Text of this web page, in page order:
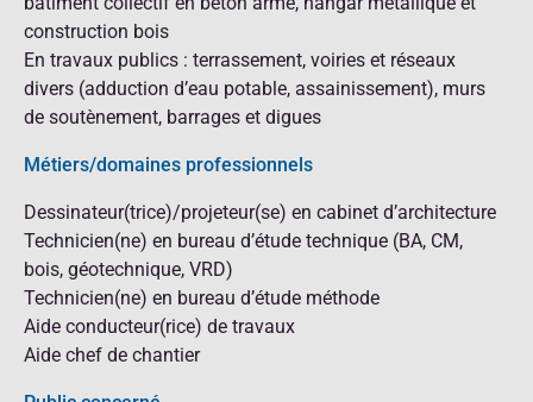
construction bois
En travaux publics : terrassement, voiries et réseaux
divers (adduction d’eau potable, assainissement), murs
de soutènement, barrages et digues
Métiers/domaines professionnels
Dessinateur(trice)/projeteur(se) en cabinet d’architecture
Technicien(ne) en bureau d’étude technique (BA, CM,
bois, géotechnique, VRD)
Technicien(ne) en bureau d’étude méthode
Aide conducteur(rice) de travaux
Aide chef de chantier